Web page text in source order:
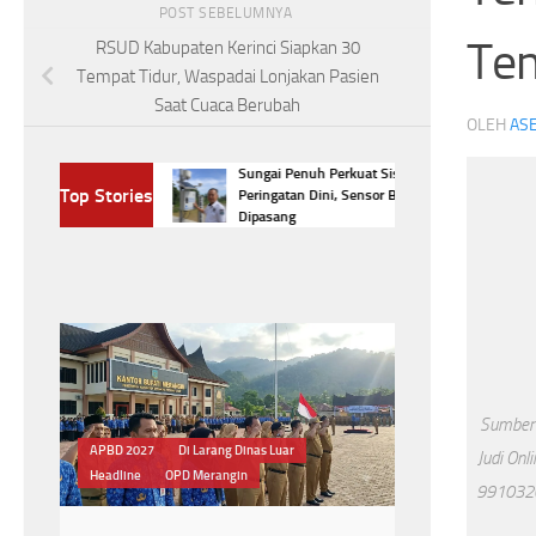
OLEH
Judi
POST SEBELUMNYA
RSUD Kabupaten Kerinci Siapkan 30
Tempat Tidur, Waspadai Lonjakan Pasien
Saat Cuaca Berubah
Top Stories
Sungai Penuh Perkuat Sistem
Peringatan Dini, Sensor Banjir Segera
Dipasang
KPPN Sungai Penuh
Tunjangan profesi Guru
KPPN Sungai Penuh
Temukan Banyak
Kesalahan Data,Saat
Penyaluran Tunjangan